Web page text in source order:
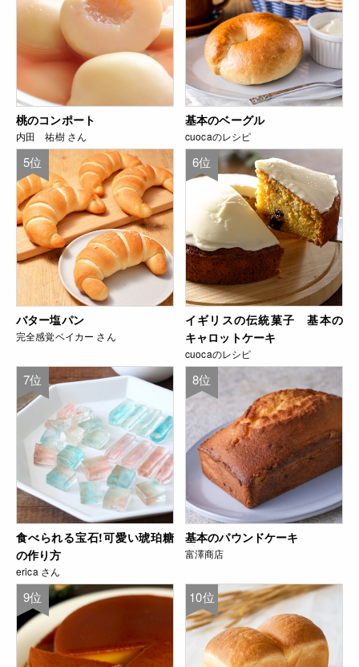
桃のコンポート
内田 祐樹 さん
基本のベーグル
cuocaのレシピ
5位
バター塩パン
完全感覚ベイカー さん
6位
イギリスの伝統菓子 基本の
キャロットケーキ
cuocaのレシピ
7位
食べられる宝石!可愛い琥珀糖
の作り方
erica さん
8位
基本のパウンドケーキ
富澤商店
9位 10位